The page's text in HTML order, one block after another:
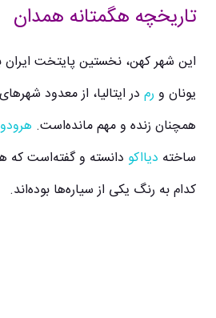
تاریخچه هگمتانه همدان
این شهر کهن، نخستین پایتخت ایران
یونان و رم در ایتالیا، از معدود
همچنان زنده و مهم مانده‌است.
ساخته دیااکو دانسته و گفته‌است که
کدام به رنگ یکی از سیاره‌ها بوده‌اند.